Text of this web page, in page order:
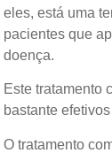
eles, está uma
pacientes que
doença.
Este tratamento
bastante
O tratamento